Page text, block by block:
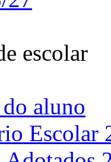
escolar
aluno
Escolar